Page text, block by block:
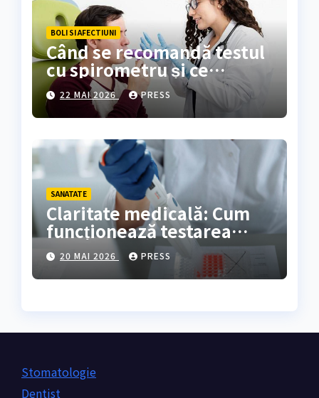
BOLI SI AFECTIUNI
Când se recomandă testul
cu spirometru și ce
rezultate oferă?
22 MAI 2026 PRESS
SANATATE
Claritate medicală: Cum
funcționează testarea
genetică și cine are
nevoie de ea?
20 MAI 2026 PRESS
Stomatologie
Dentist